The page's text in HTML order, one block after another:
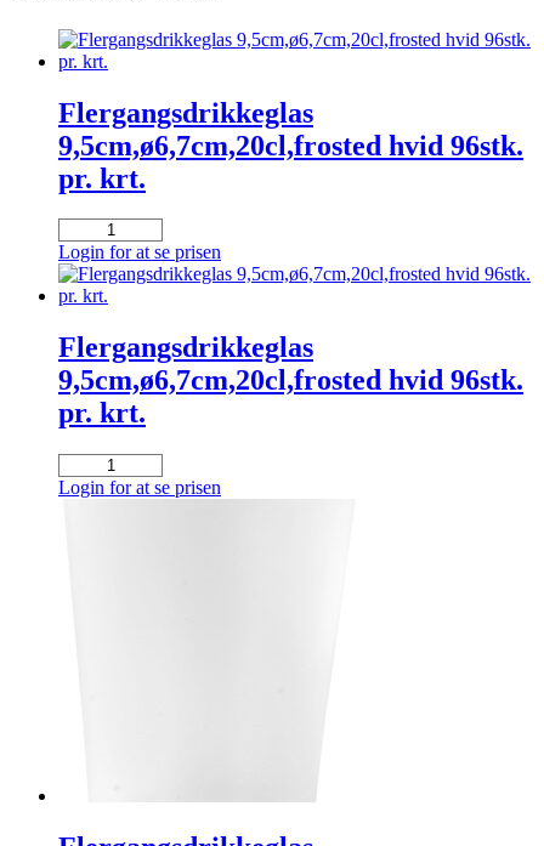
Flergangsdrikkeglas
9,5cm,ø6,7cm,20cl,frosted hvid 96stk.
pr. krt.
Flergangsdrikkeglas
9,5cm,ø6,7cm,20cl,frosted
hvid
96stk.
krt.
antal
Login for at se prisen
Flergangsdrikkeglas
9,5cm,ø6,7cm,20cl,frosted hvid 96stk.
pr. krt.
Flergangsdrikkeglas
9,5cm,ø6,7cm,20cl,frosted
Login for at se prisen